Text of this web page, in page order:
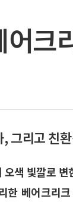
크
그리고 친
색 빛깔로
한 베어크리